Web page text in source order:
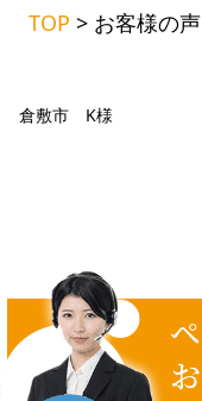
TOP > お客様の声
倉敷市 K様